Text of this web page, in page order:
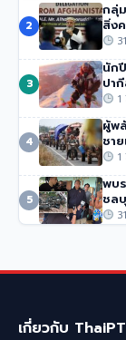
ทรัมป์เผย
มาส
305 วิว• 31 กร
2
กลุ่
สิ่ง
3
นัก
ปา
1
4
ผู้พ
ชา
1
5
พบ
ชล
เกี่ยวกับ